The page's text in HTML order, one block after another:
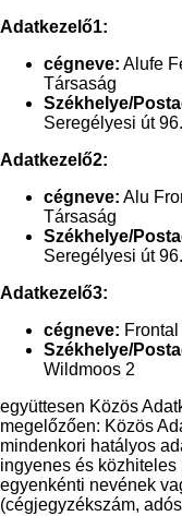
Adatkezelő1:
cégneve: Alufe
Társaság
Székhelye/
Seregélyesi út 96.
Adatkezelő2:
cégneve: Alu
Társaság
Székhelye/
Seregélyesi út 96.
Adatkezelő3:
cégneve: Frontal
Székhelye/
Wildmoos 2
együttesen Közös
megelőzően: Közös
mindenkori hatályos
ingyenes és
egyenkénti nevének
(cégjegyzékszám,